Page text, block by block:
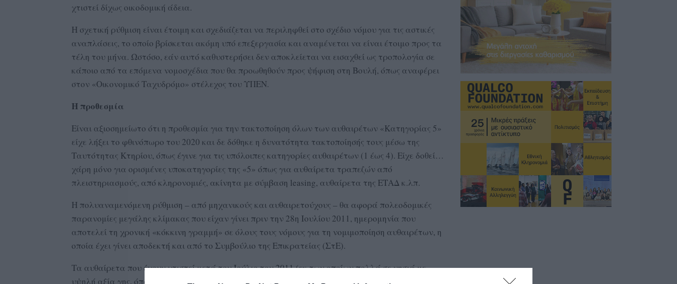
χτιστεί δίχως οικοδομική άδεια.
Η σχετική ρύθμιση είναι έτοιμη και σχεδιάζεται να περιληφθεί στο σχέδιο νόμου για τις αστικές
αναπλάσεις, το οποίο βρίσκεται ακόμη υπό επεξεργασία και αναμένεται να είναι έτοιμο προς τα
τέλη του μήνα. Ωστόσο, εάν αυτό καθυστερήσει δεν αποκλείεται να εισαχθεί ως τροπολογία σε
κάποιο από τα επόμενα νομοσχέδια που θα προωθηθούν προς ψήφιση στη Βουλή, όπως αναφέρει
στον «Οικονομικό Ταχυδρόμο» στέλεχος του ΥΠΕΝ.
Η προθεσμία
Είναι αξιοσημείωτο ότι η προθεσμία για την τακτοποίηση όλων των αυθαιρέτων «Κατηγορίας 5»
είχε λήξει το φθινόπωρο του 2020 και δε δόθηκε η δυνατότητα τακτοποίησής τους μέσω της
Ταυτότητας Κτηρίου, όπως έγινε για τις υπόλοιπες κατηγορίες αυθαιρέτων (1 έως 4). Είχε δοθεί…
χάρη μόνο για ορισμένες υποκατηγορίες της «5» όπως για αυθαίρετα τραπεζών από
πλειστηριασμούς, από κληρονομιές, ακίνητα με σύμβαση leasing, αυθαίρετα της ΕΤΑΔ κ.λπ.
Η πολυαναμενόμενη ρύθμιση – από μηχανικούς και αυθαιρετούχους – θα αφορά πολεοδομικές
παρανομίες μεγάλης κλίμακας που είχαν γίνει πριν την 28η Ιουλίου 2011, ημερομηνία που
αποτελεί τη χρονική «κόκκινη γραμμή» σε όλους τους νόμους για τη νομιμοποίηση αυθαιρέτων, η
οποία έχει γίνει αποδεκτή και από το Συμβούλιο της Επικρατείας (ΣτΕ).
Τα αυθαίρετα που έχουν χτιστεί μετά τον Ιούλιο του 2011 (εκ των οποίων πολλά σε νησιά με
υψηλή αξία γης, όπως στη Μύκονο) ή βρίσκονται εντός δασών, αιγιαλού, προστατευόμενων